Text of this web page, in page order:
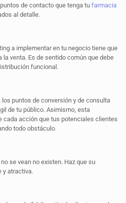
de contacto que tenga tu farmacia
al detalle.
a implementar en tu negocio tiene que
venta. Es de sentido común que debe
funcional.
puntos de conversión y de consulta
de tu público. Asimismo, esta
cada acción que tus potenciales clientes
todo obstáculo.
se vean no existen. Haz que su
y atractiva.